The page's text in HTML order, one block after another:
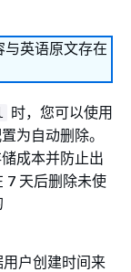
英语原文存在
时，您可以使用
为自动删除。
成本并防止出
7 天后删除未使
户创建时间来